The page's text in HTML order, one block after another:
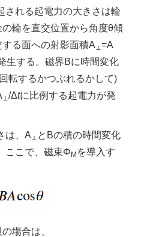
される起電力の大きさは輪
輪を直交位置から角度θ傾
る面への射影面積A⊥=A
生する。磁界Bに時間変化
転するかつぶれるかして)
⊥/Δtに比例する起電力が発
は、A⊥ とBの積の時間変化
ここで、磁束Φ M を導入す
場合は、